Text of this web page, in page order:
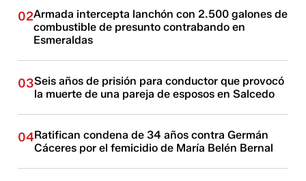
02Armada intercepta lanchón con 2.500 galones de
combustible de presunto contrabando en
Esmeraldas
03Seis años de prisión para conductor que provocó
la muerte de una pareja de esposos en Salcedo
04Ratifican condena de 34 años contra Germán
Cáceres por el femicidio de María Belén Bernal